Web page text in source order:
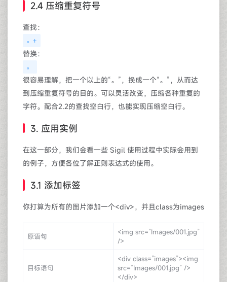
2.4 压缩重复符号
查找：
。+
替换：
。
很容易理解，把一个以上的“。”，换成一个“。”，从而达
到压缩重复符号的目的。可以灵活改变，压缩各种重复的
字符。配合2.2的查找空白行，也能实现压缩空白行。
3. 应用实例
在这一部分，我们会看一些 Sigil 使用过程中实际会用到
的例子，方便各位了解正则表达式的使用。
3.1 添加标签
你打算为所有的图片添加一个<div>，并且class为images
原语句
<img src=”Images/001.jpg”
/>
目标语句
<div class=”images”><img
src=”Images/001.jpg” />
</div>